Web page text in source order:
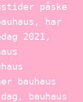
påske
har
2021,
bauhaus
bauhaus